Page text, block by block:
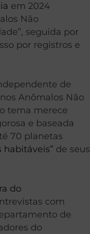
em 2024
Não
seguida por
por registros e
de
Anômalos Não
tema merece
e baseada
70 planetas
habitáveis” de seus
do
com
de
do